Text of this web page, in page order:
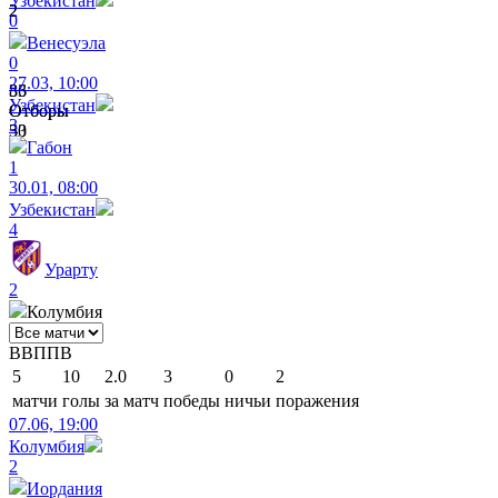
2
33
Отборы
50
2
86
Отборы
33
0
Венесуэла
0
27.03, 10:00
Узбекистан
3
Габон
1
30.01, 08:00
Узбекистан
4
Урарту
2
Колумбия
ВВППВ
5
10 2.0 3 0
2
матчи голы за матч победы ничьи поражения
07.06, 19:00
Колумбия
2
Иордания